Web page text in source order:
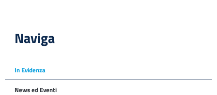
Naviga
In Evidenza
News ed Eventi